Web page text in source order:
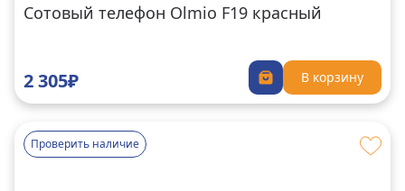
Сотовый телефон Olmio F19 красный
2 305₽ В корзину
Проверить наличие